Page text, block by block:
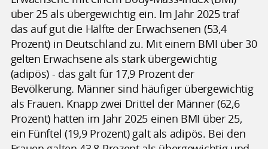
über 25 als übergewichtig ein. Im Jahr 2025 traf
das auf gut die Hälfte der Erwachsenen (53,4
Prozent) in Deutschland zu. Mit einem BMI über 30
gelten Erwachsene als stark übergewichtig
(adipös) - das galt für 17,9 Prozent der
Bevölkerung. Männer sind häufiger übergewichtig
als Frauen. Knapp zwei Drittel der Männer (62,6
Prozent) hatten im Jahr 2025 einen BMI über 25,
ein Fünftel (19,9 Prozent) galt als adipös. Bei den